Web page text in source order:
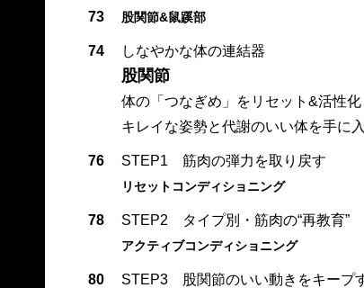
73 股関節&鼠蹊部
74 しなやかな体の連結器
股関節
体の「つなぎめ」をリセット&活性化
キレイな姿勢と代謝のいい体を手に入
76 STEP1 筋肉の弾力を取り戻す
リセットコンディショニング
78 STEP2 タイプ別・筋肉の“再教育”
アクティブコンディショニング
80 STEP3 股関節のいい動きをキープ